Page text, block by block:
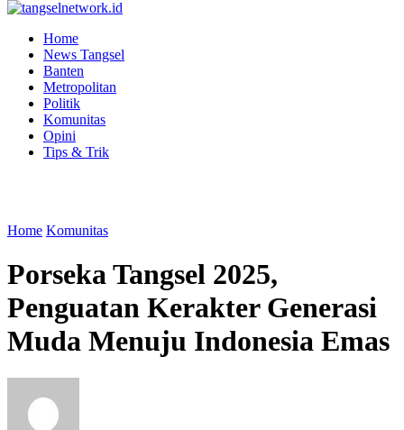
Home
News Tangsel
Banten
Metropolitan
Politik
Komunitas
Opini
Tips & Trik
Home Komunitas
Porseka Tangsel 2025,
Penguatan Kerakter Generasi
Muda Menuju Indonesia Emas